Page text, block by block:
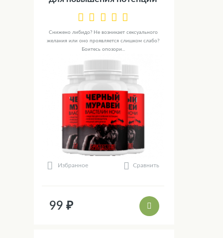
Снижено либидо? Не возникает сексуального
желания или оно проявляется слишком слабо?
Боитесь опозори...
Избранное Сравнить
99 ₽